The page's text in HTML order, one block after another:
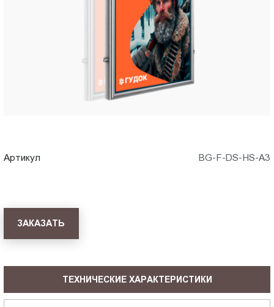
Петрозаводске
Артикул BG-F-DS-HS-A3
ЗАКАЗАТЬ
ТЕХНИЧЕСКИЕ ХАРАКТЕРИСТИКИ